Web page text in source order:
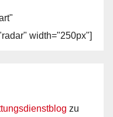
width="250px"]
zu